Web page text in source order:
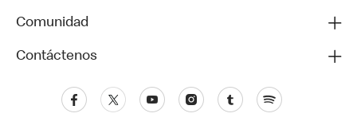
Comunidad
Contáctenos